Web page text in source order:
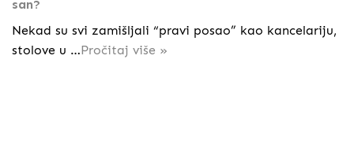
san?
Nekad su svi zamišljali “pravi posao” kao kancelariju,
stolove u …Pročitaj više »